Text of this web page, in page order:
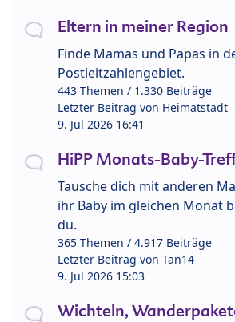
Eltern in meiner Region
Finde Mamas und Papas in
Postleitzahlengebiet.
443 Themen / 1.330 Beiträge
Letzter Beitrag von Heimatstadt
9. Jul 2026 16:41
HiPP Monats-Baby-
Tausche dich mit anderen
ihr Baby im gleichen Monat
du.
365 Themen / 4.917 Beiträge
Letzter Beitrag von Tan14
9. Jul 2026 15:03
Wichteln,